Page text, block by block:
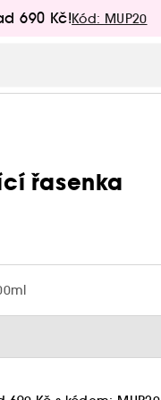
690 Kč!Kód: MUP20
řasenka